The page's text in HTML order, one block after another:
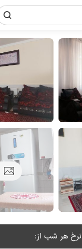
نرخ هر شب از: